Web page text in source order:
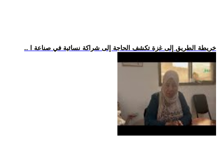
.. خريطة الطريق إلى غزة تكشف الحاجة إلى شراكة نسائية في صناعة ا